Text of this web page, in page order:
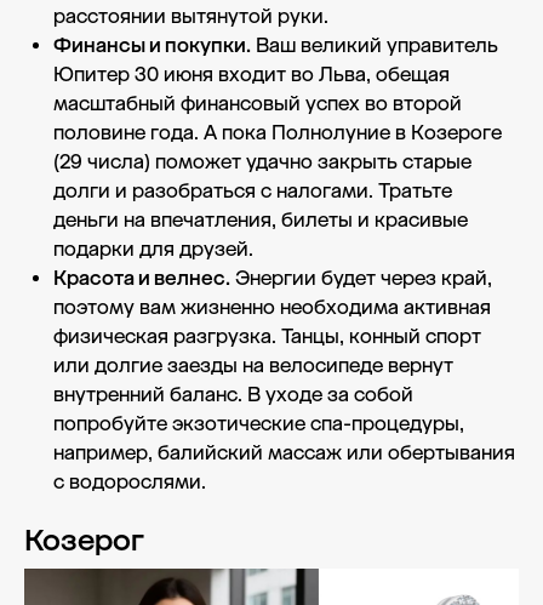
расстоянии вытянутой руки.
Финансы и покупки. Ваш великий управитель
Юпитер 30 июня входит во Льва, обещая
масштабный финансовый успех во второй
половине года. А пока Полнолуние в Козероге
(29 числа) поможет удачно закрыть старые
долги и разобраться с налогами. Тратьте
деньги на впечатления, билеты и красивые
подарки для друзей.
Красота и велнес. Энергии будет через край,
поэтому вам жизненно необходима активная
физическая разгрузка. Танцы, конный спорт
или долгие заезды на велосипеде вернут
внутренний баланс. В уходе за собой
попробуйте экзотические спа-процедуры,
например, балийский массаж или обертывания
с водорослями.
Козерог